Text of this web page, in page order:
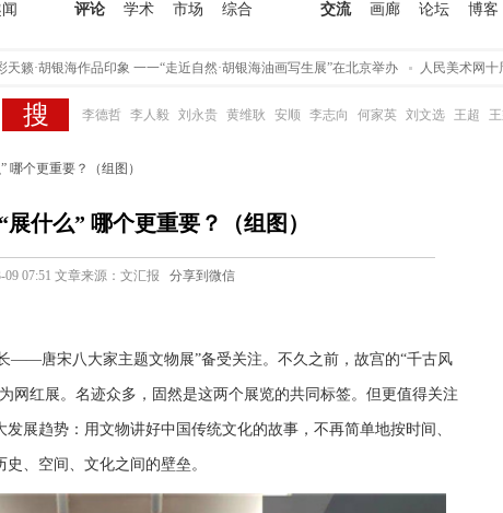
评论
学术 市场 综合
交流
画廊 论坛 博客
籁·胡银海作品印象 一一“走近自然·胡银海油画写生展”在北京举办 人民美术网十周
李德哲 李人毅 刘永贵 黄维耿 安顺 李志向 何家英 刘文选 王超
哪个更重要？（组图）
展什么” 哪个更重要？（组图）
09 07:51 文章来源：文汇报 分享到微信
——唐宋八大家主题文物展”备受关注。不久之前，故宫的“千古风
红展。名迹众多，固然是这两个展览的共同标签。但更值得关注
展趋势：用文物讲好中国传统文化的故事，不再简单地按时间、
、空间、文化之间的壁垒。